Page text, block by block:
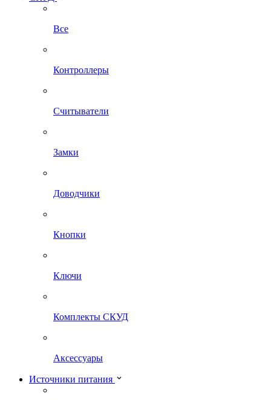
Все
Контроллеры
Считыватели
Замки
Доводчики
Кнопки
Ключи
Комплекты СКУД
Аксессуары
Источники питания